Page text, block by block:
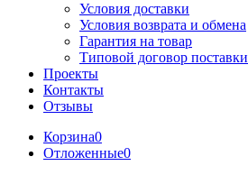
Условия доставки
Условия возврата и обмена
Гарантия на товар
Типовой договор поставки
Проекты
Контакты
Отзывы
Корзина0
Отложенные0